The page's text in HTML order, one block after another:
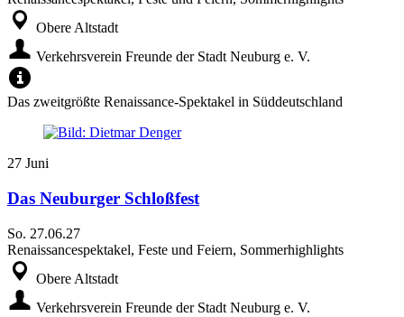
Obere Altstadt
Verkehrsverein Freunde der Stadt Neuburg e. V.
Das zweitgrößte Renaissance-Spektakel in Süddeutschland
27 Juni
Das Neuburger Schloßfest
So. 27.06.27
Renaissancespektakel, Feste und Feiern, Sommerhighlights
Obere Altstadt
Verkehrsverein Freunde der Stadt Neuburg e. V.